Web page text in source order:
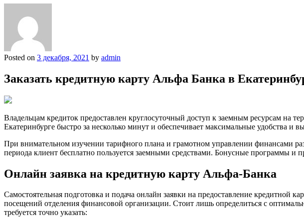
Posted on 3 декабря, 2021 by admin
Заказать кредитную карту Альфа Банка в
Владельцам кредиток предоставлен круглосуточный доступ к заемным ресурсам на
Екатеринбурге быстро за несколько минут и обеспечивает максимальные удобства и
При внимательном изучении тарифного плана и грамотном управлении финансами
периода клиент бесплатно пользуется заемными средствами. Бонусные программы
Онлайн заявка на кредитную карту Альфа-Банка
Самостоятельная подготовка и подача онлайн заявки на предоставление кредитной
посещений отделения финансовой организации. Стоит лишь определиться с
требуется точно указать: